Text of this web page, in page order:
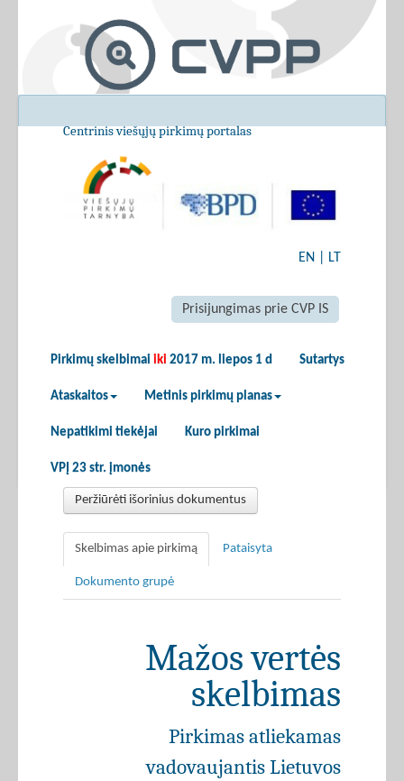
Centrinis viešųjų pirkimų portalas
EN LT
Prisijungimas prie CVP IS
Pirkimų skelbimai iki 2017 m. liepos 1 d Sutartys
Ataskaitos Metinis pirkimų planas
Nepatikimi tiekėjai Kuro pirkimai
VPĮ 23 str. įmonės
Peržiūrėti išorinius dokumentus
Skelbimas apie pirkimą Pataisyta
Dokumento grupė
Mažos vertės
skelbimas
Pirkimas atliekamas
vadovaujantis Lietuvos